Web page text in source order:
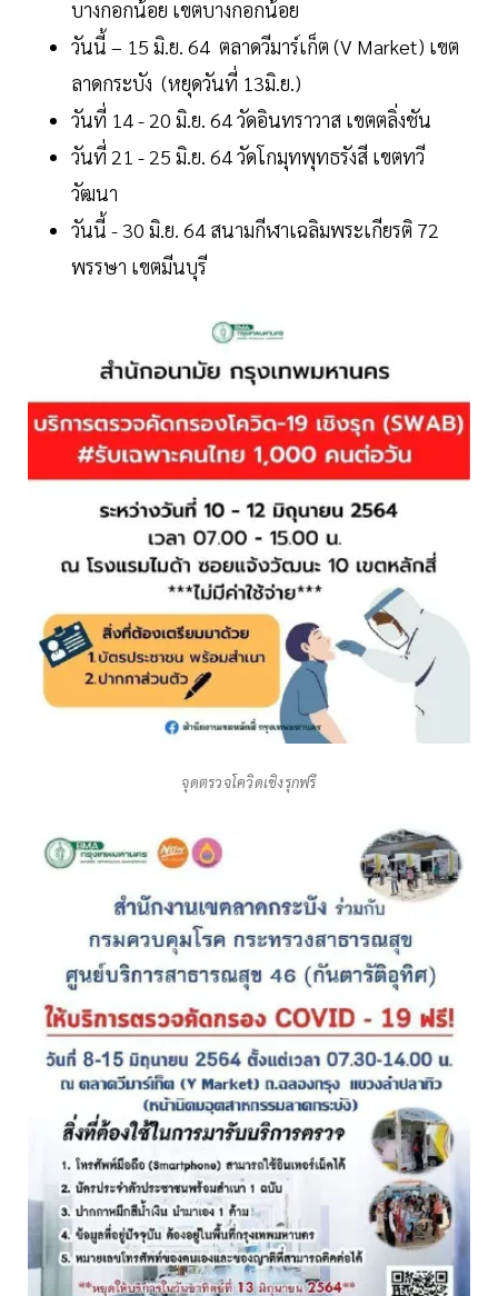
บางกอกน้อย เขตบางกอกน้อย
วันนี้ – 15 มิ.ย. 64 ตลาดวีมาร์เก็ต (V Market) เขต
ลาดกระบัง (หยุดวันที่ 13มิ.ย.)
วันที่ 14 - 20 มิ.ย. 64 วัดอินทราวาส เขตตลิ่งชัน
วันที่ 21 - 25 มิ.ย. 64 วัดโกมุทพุทธรังสี เขตทวี
วัฒนา
วันนี้ - 30 มิ.ย. 64 สนามกีฬา​เฉลิมพระเกียรติ​ 72
พรรษา​ เขตมีนบุรี
จุดตรวจโควิดเชิงรุกฟรี